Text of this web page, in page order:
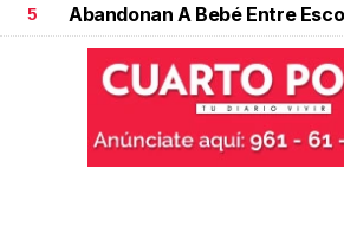
5 Abandonan A Bebé Entre